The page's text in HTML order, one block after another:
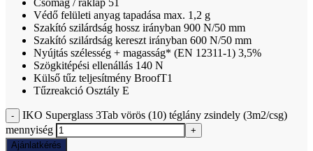
Védő felületi anyag tapadása max. 1,2 g
Szakító szilárdság hossz irányban 900 N/50 mm
Szakító szilárdság kereszt irányban 600 N/50 mm
Nyújtás szélesség + magasság* (EN 12311-1) 3,5%
Szögkitépési ellenállás 140 N
Külső tűz teljesítmény BroofT1
Tűzreakció Osztály E
IKO Superglass 3Tab vörös (10) téglány zsindely (3m2/csg)
mennyiség
Ajánlatkérés